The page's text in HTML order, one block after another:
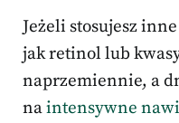
Jeżeli stosujesz
jak retinol lub
naprzemiennie, a
naintensywne